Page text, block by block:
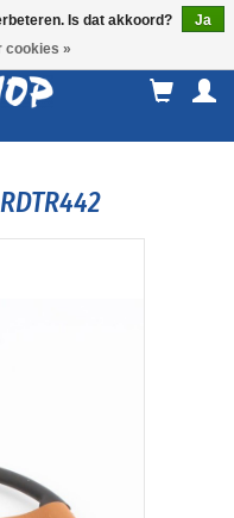
Is dat akkoord?
Ja
cookies »